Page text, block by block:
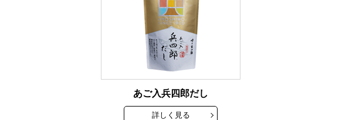
あご入兵四郎だし
詳しく見る